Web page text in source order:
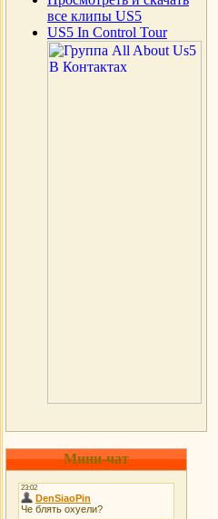
все клипы US5
US5 In Control Tour
Мини-чат